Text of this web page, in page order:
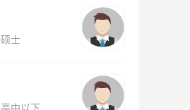
硕士